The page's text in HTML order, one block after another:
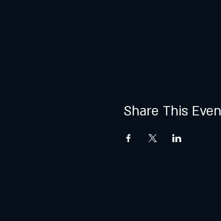
Share This